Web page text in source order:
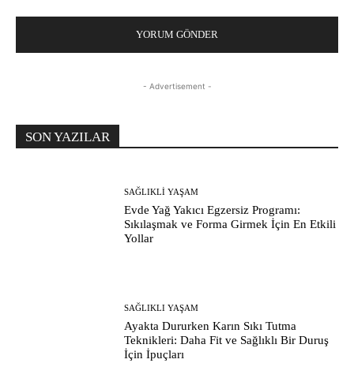
- Advertisement -
SON YAZILAR
SAĞLIKLI YAŞAM
Evde Yağ Yakıcı Egzersiz Programı:
Sıkılaşmak ve Forma Girmek İçin En Etkili
Yollar
SAĞLIKLI YAŞAM
Ayakta Dururken Karın Sıkı Tutma
Teknikleri: Daha Fit ve Sağlıklı Bir Duruş
İçin İpuçları